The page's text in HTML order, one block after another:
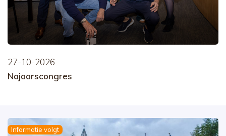
27-10-2026
Najaarscongres
Informatie volgt